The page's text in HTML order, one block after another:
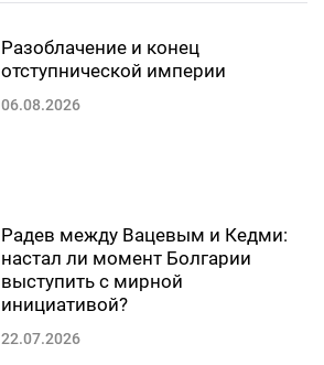
Разоблачение и конец
отступнической империи
06.08.2026
Радев между Вацевым и Кедми:
настал ли момент Болгарии
выступить с мирной
инициативой?
22.07.2026